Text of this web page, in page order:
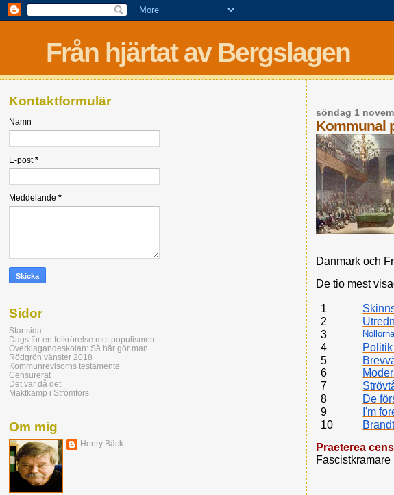
Från hjärtat av Bergslagen
söndag 1
Kommunal
Danmark och
De tio mest
1
2
3
4
5
6
7
8
De
9
I'm
10
Praeterea
Kontaktformulär
Namn
E-post*
Meddelande *
Sidor
Startsida
Dags för en folkrörelse mot populismen
Överklagandeskolan: Så här gör man
Rödgrön vänster 2018
Kommunrevisorns testamente
Censurerat
Det var då det
Maktkamp i Strömfors
Om mig
Henry Bäck